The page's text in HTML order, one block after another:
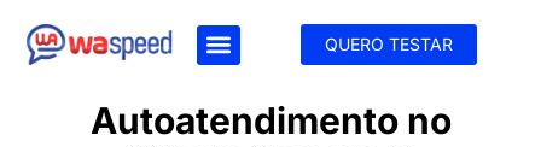
QUERO TESTAR
Autoatendimento no